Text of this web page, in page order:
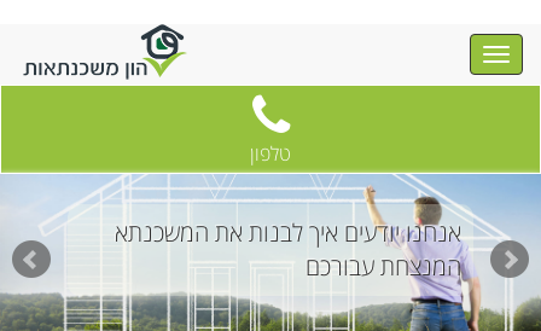
טלפון
אנחנו יודעים איך לבנות את המשכנתא
המנצחת עבורכם